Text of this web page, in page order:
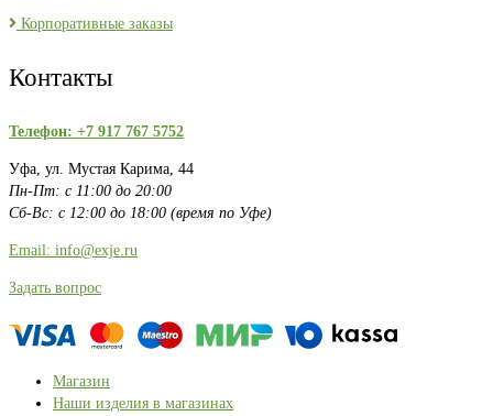
Корпоративные заказы
Контакты
Телефон: +7 917 767 5752
Уфа, ул. Мустая Карима, 44
Пн-Пт: с 11:00 до 20:00
Сб-Вс: с 12:00 до 18:00 (время по Уфе)
Email: info@exje.ru
Задать вопрос
Магазин
Наши изделия в магазинах